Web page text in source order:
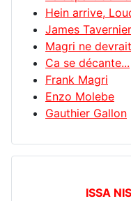
Hein arrive,
James Tavernier
Magri ne
Ca se décante...
Frank Magri
Enzo Molebe
Gauthier Gallon
ISSA